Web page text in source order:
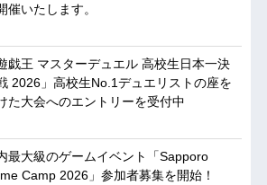
催いたします。
戯王 マスターデュエル 高校生日本一決
2026」高校生No.1デュエリストの座を
た大会へのエントリーを受付中
最大級のゲームイベント「Sapporo
Camp 2026」参加者募集を開始！